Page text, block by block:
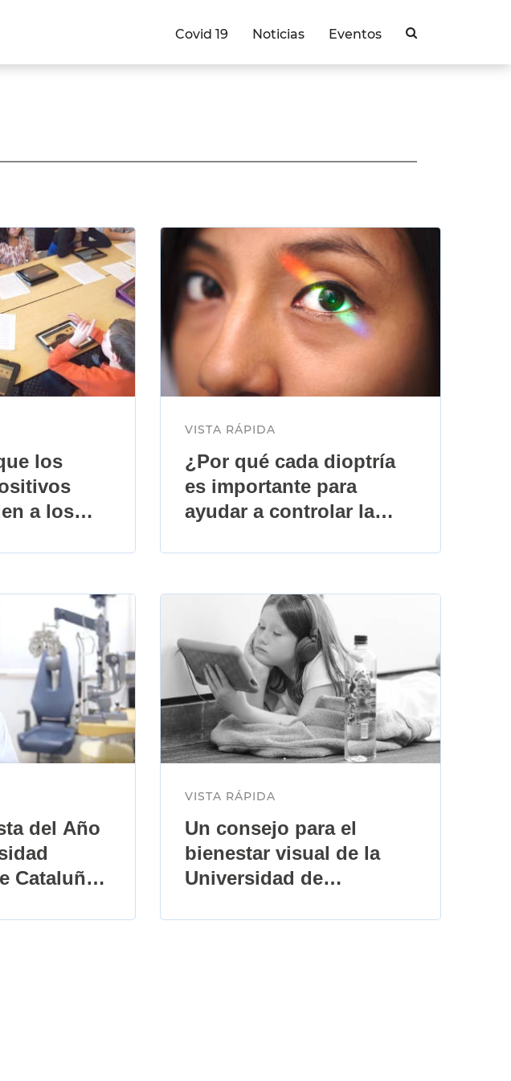
Covid 19 Noticias Eventos
los
a los
VISTA RÁPIDA
¿Por qué cada dioptría
es importante para
ayudar a controlar la
del Año
Cataluña
VISTA RÁPIDA
Un consejo para el
bienestar visual de la
Universidad de